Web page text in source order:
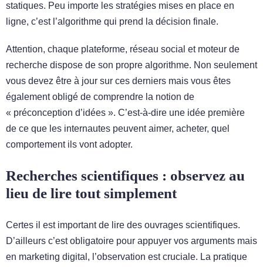
statiques. Peu importe les stratégies mises en place en
ligne, c’est l’algorithme qui prend la décision finale.
Attention, chaque plateforme, réseau social et moteur de
recherche dispose de son propre algorithme. Non seulement
vous devez être à jour sur ces derniers mais vous êtes
également obligé de comprendre la notion de
« préconception d’idées ». C’est-à-dire une idée première
de ce que les internautes peuvent aimer, acheter, quel
comportement ils vont adopter.
Recherches scientifiques : observez au
lieu de lire tout simplement
Certes il est important de lire des ouvrages scientifiques.
D’ailleurs c’est obligatoire pour appuyer vos arguments mais
en marketing digital, l’observation est cruciale. La pratique